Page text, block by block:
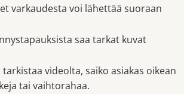
varkaudesta voi lähettää suoraan
saa tarkat kuvat
videolta, saiko asiakas oikean
tai vaihtorahaa.